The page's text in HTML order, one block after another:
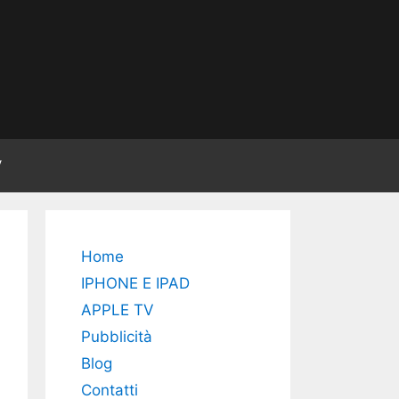
Home
IPHONE E IPAD
APPLE TV
Pubblicità
Blog
Contatti